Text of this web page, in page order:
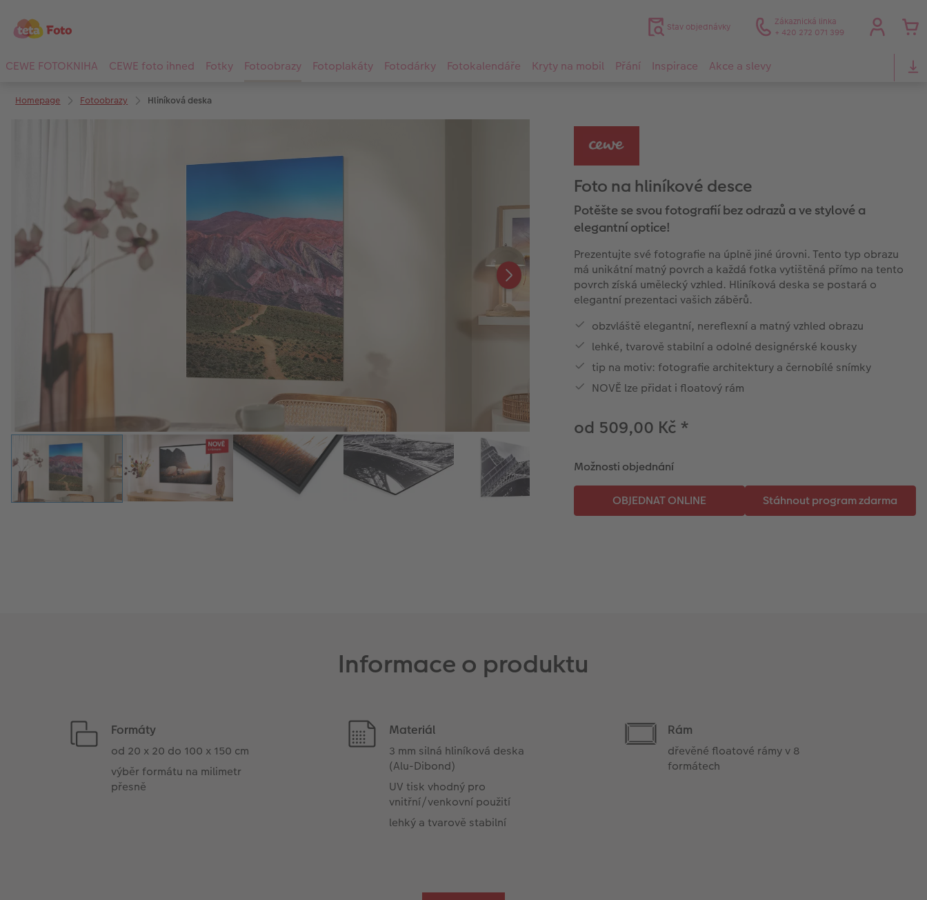
Stav objednávky
Zákaznická linka
+ 420 272 071 399
CEWE FOTOKNIHA CEWE foto ihned Fotky Fotoobrazy Fotoplakáty Fotodárky Fotokalendáře Kryty na mobil Přání Inspirace Akce a slevy
Homepage Fotoobrazy Hliníková deska
Foto na hliníkové desce
Potěšte se svou fotografií bez odrazů a ve stylové a
elegantní optice!
Prezentujte své fotografie na úplně jiné úrovni. Tento typ obrazu
má unikátní matný povrch a každá fotka vytištěná přímo na tento
povrch získá umělecký vzhled. Hliníková deska se postará o
elegantní prezentaci vašich záběrů.
obzvláště elegantní, nereflexní a matný vzhled obrazu
lehké, tvarově stabilní a odolné designérské kousky
tip na motiv: fotografie architektury a černobílé snímky
NOVĚ lze přidat i floatový rám
od 509,00 Kč *
Možnosti objednání
Informace o produktu
Formáty
od 20 x 20 do 100 x 150 cm
výběr formátu na milimetr
přesně
Materiál
3 mm silná hliníková deska
(Alu-Dibond)
UV tisk vhodný pro
vnitřní/venkovní použití
lehký a tvarově stabilní
Rám
dřevěné floatové rámy v 8
formátech